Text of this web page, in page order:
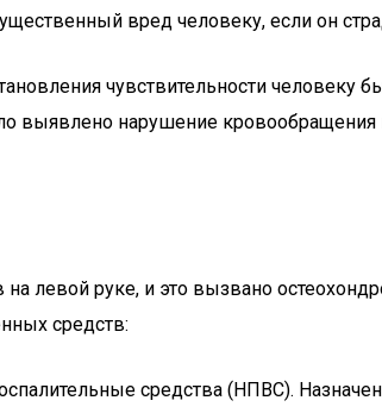
вред человеку, если он
чувствительности
выявлено нарушение кровообращения
левой руке, и это вызвано
средств:
средства (НПВС).